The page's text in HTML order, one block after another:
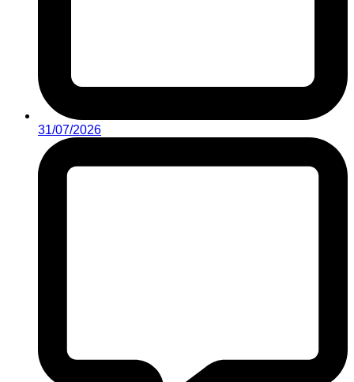
31/07/2026